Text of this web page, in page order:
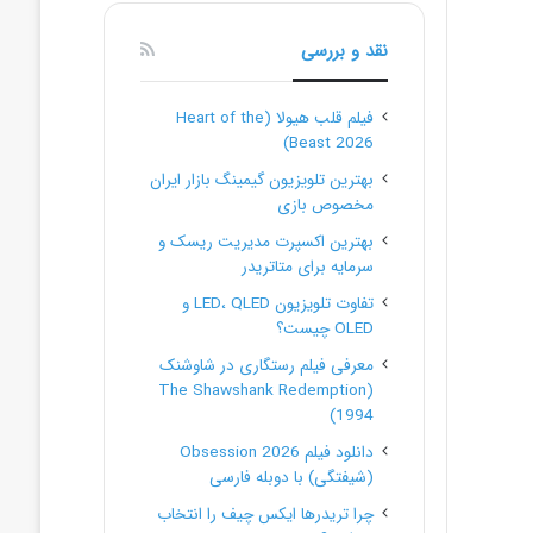
نقد و بررسی
فیلم قلب هیولا (Heart of the
Beast 2026)
بهترین تلویزیون گیمینگ بازار ایران
مخصوص بازی
بهترین اکسپرت مدیریت ریسک و
سرمایه برای متاتریدر
تفاوت تلویزیون LED، QLED و
OLED چیست؟
معرفی فیلم رستگاری در شاوشنک
(The Shawshank Redemption
1994)
دانلود فیلم Obsession 2026
(شیفتگی) با دوبله فارسی
چرا تریدرها ایکس چیف را انتخاب